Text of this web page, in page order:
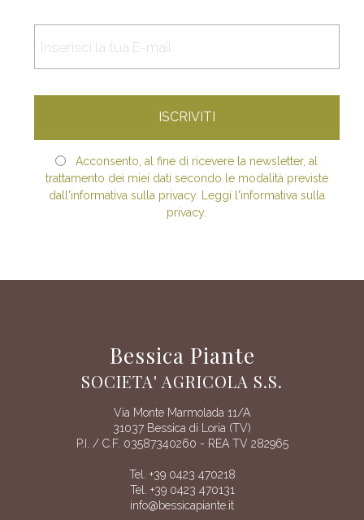
Acconsento, al fine di ricevere la newsletter, al
trattamento dei miei dati secondo le modalità previste
dall'informativa sulla privacy. Leggi l'informativa sulla
privacy.
Bessica Piante
SOCIETA' AGRICOLA S.S.
Via Monte Marmolada 11/A
31037 Bessica di Loria (TV)
P.I. / C.F. 03587340260 - REA TV 282965
Tel. +39 0423 470218
Tel. +39 0423 470131
info@bessicapiante.it